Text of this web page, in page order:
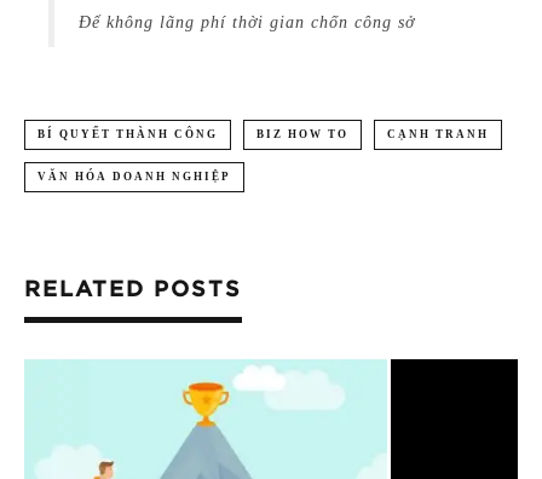
Để không lãng phí thời gian chốn công sở
BÍ QUYẾT THÀNH CÔNG BIZ HOW TO CẠNH TRANH
VĂN HÓA DOANH NGHIỆP
RELATED POSTS